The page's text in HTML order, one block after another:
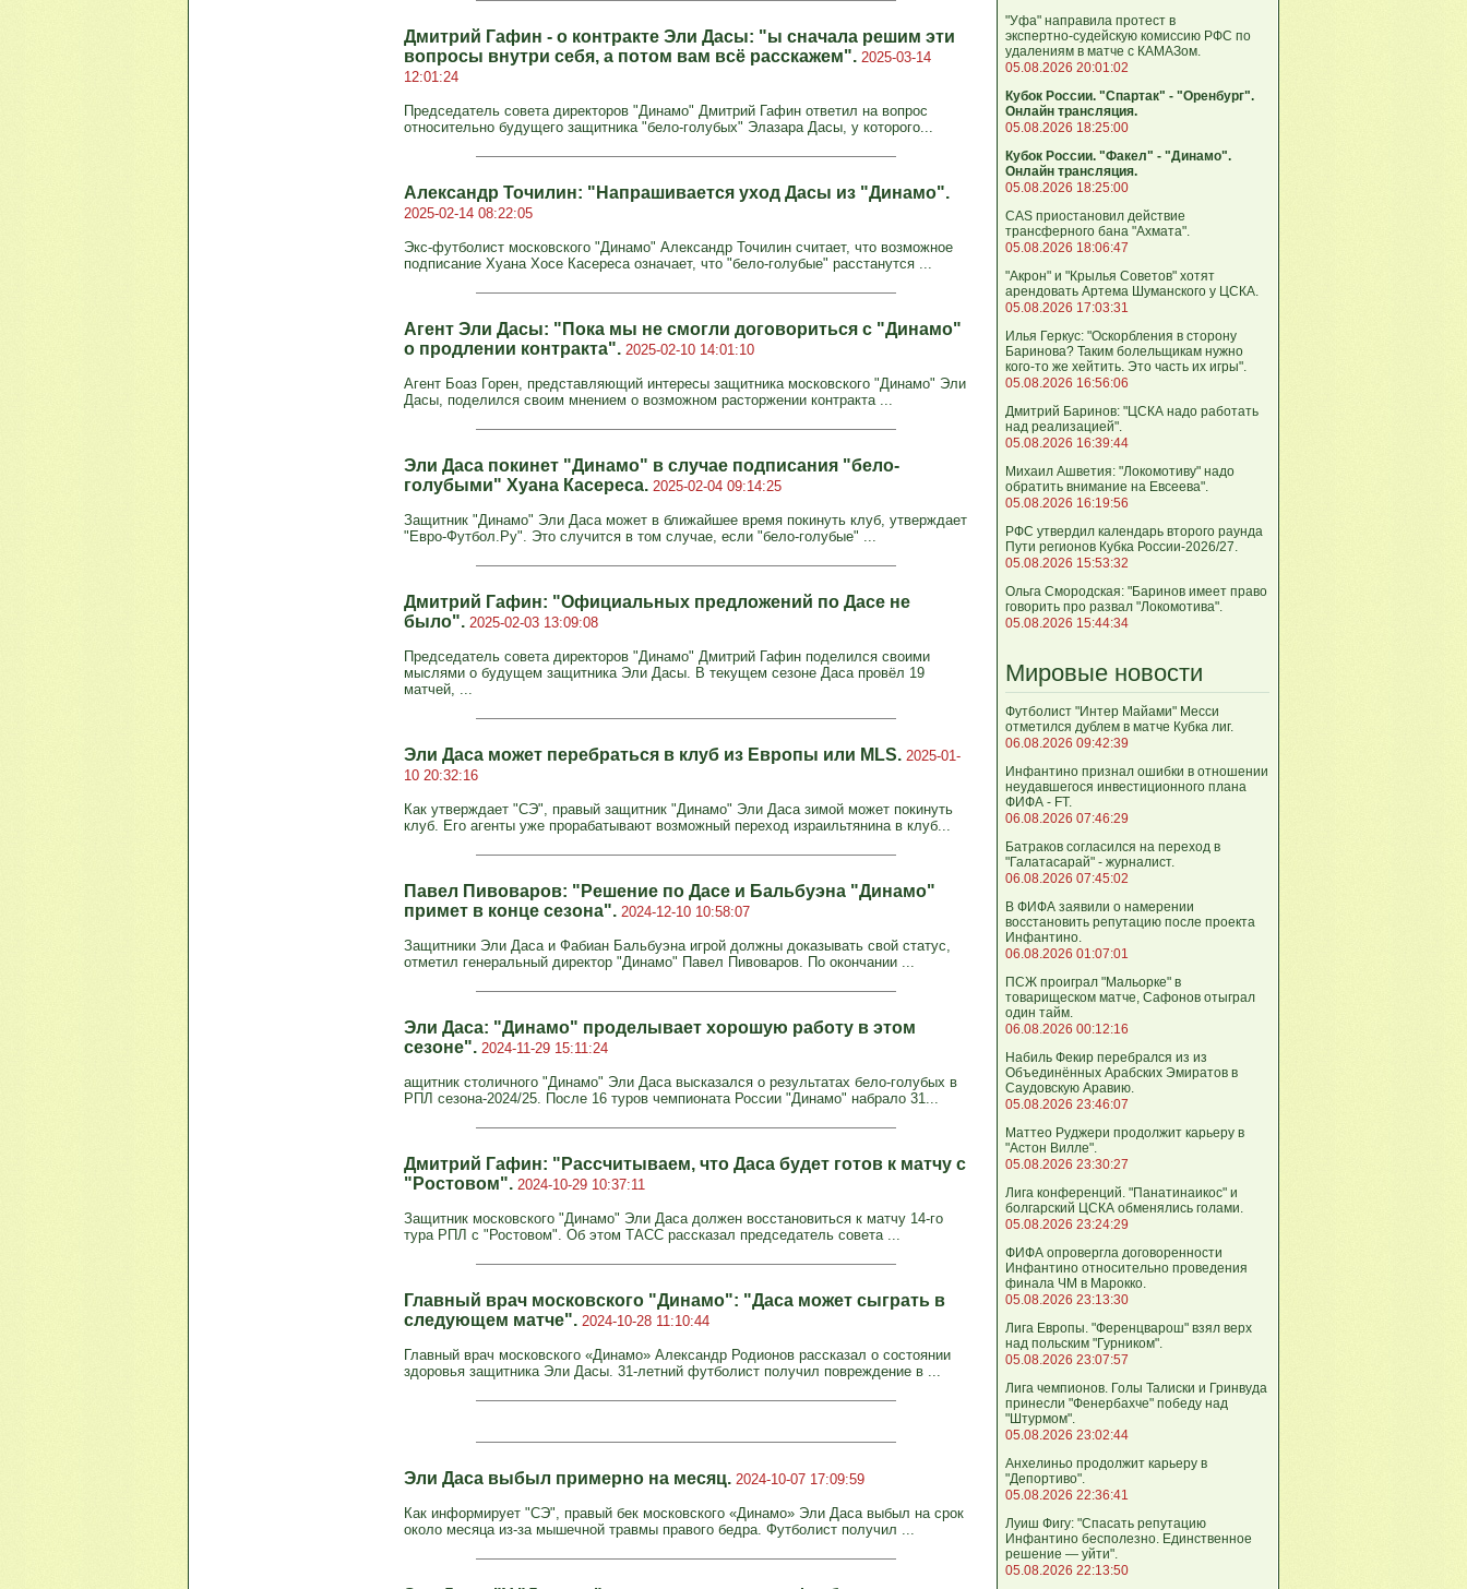
Дмитрий Гафин - о контракте Эли Дасы: "ы сначала решим эти
вопросы внутри себя, а потом вам всё расскажем". 2025-03-14
12:01:24
Председатель совета директоров "Динамо" Дмитрий Гафин ответил на вопрос
относительно будущего защитника "бело‑голубых" Элазара Дасы, у которого...
Александр Точилин: "Напрашивается уход Дасы из "Динамо".
2025-02-14 08:22:05
Экс-футболист московского "Динамо" Александр Точилин считает, что возможное
подписание Хуана Хосе Касереса означает, что "бело-голубые" расстанутся ...
Агент Эли Дасы: "Пока мы не смогли договориться с "Динамо"
о продлении контракта". 2025-02-10 14:01:10
Агент Боаз Горен, представляющий интересы защитника московского "Динамо" Эли
Дасы, поделился своим мнением о возможном расторжении контракта ...
Эли Даса покинет "Динамо" в случае подписания "бело-
голубыми" Хуана Касереса. 2025-02-04 09:14:25
Защитник "Динамо" Эли Даса может в ближайшее время покинуть клуб, утверждает
"Евро-Футбол.Ру". Это случится в том случае, если "бело-голубые" ...
Дмитрий Гафин: "Официальных предложений по Дасе не
было". 2025-02-03 13:09:08
Председатель совета директоров "Динамо" Дмитрий Гафин поделился своими
мыслями о будущем защитника Эли Дасы. В текущем сезоне Даса провёл 19
матчей, ...
Эли Даса может перебраться в клуб из Европы или MLS. 2025-01-
10 20:32:16
Как утверждает "СЭ", правый защитник "Динамо" Эли Даса зимой может покинуть
клуб. Его агенты уже прорабатывают возможный переход израильтянина в клуб...
Павел Пивоваров: "Решение по Дасе и Бальбуэна "Динамо"
примет в конце сезона". 2024-12-10 10:58:07
Защитники Эли Даса и Фабиан Бальбуэна игрой должны доказывать свой статус,
отметил генеральный директор "Динамо" Павел Пивоваров. По окончании ...
Эли Даса: "Динамо" проделывает хорошую работу в этом
сезоне". 2024-11-29 15:11:24
ащитник столичного "Динамо" Эли Даса высказался о результатах бело-голубых в
РПЛ сезона-2024/25. После 16 туров чемпионата России "Динамо" набрало 31...
Дмитрий Гафин: "Рассчитываем, что Даса будет готов к матчу с
"Ростовом". 2024-10-29 10:37:11
Защитник московского "Динамо" Эли Даса должен восстановиться к матчу 14-го
тура РПЛ с "Ростовом". Об этом ТАСС рассказал председатель совета ...
Главный врач московского "Динамо": "Даса может сыграть в
следующем матче". 2024-10-28 11:10:44
Главный врач московского «Динамо» Александр Родионов рассказал о состоянии
здоровья защитника Эли Дасы. 31-летний футболист получил повреждение в ...
Эли Даса выбыл примерно на месяц. 2024-10-07 17:09:59
Как информирует "СЭ", правый бек московского «Динамо» Эли Даса выбыл на срок
около месяца из-за мышечной травмы правого бедра. Футболист получил ...
"Уфа" направила протест в
экспертно‑судейскую комиссию РФС по
удалениям в матче с КАМАЗом.
05.08.2026 20:01:02
Кубок России. "Спартак" - "Оренбург".
Онлайн трансляция.
05.08.2026 18:25:00
Кубок России. "Факел" - "Динамо".
Онлайн трансляция.
05.08.2026 18:25:00
CAS приостановил действие
трансферного бана "Ахмата".
05.08.2026 18:06:47
"Акрон" и "Крылья Советов" хотят
арендовать Артема Шуманского у ЦСКА.
05.08.2026 17:03:31
Илья Геркус: "Оскорбления в сторону
Баринова? Таким болельщикам нужно
кого‑то же хейтить. Это часть их игры".
05.08.2026 16:56:06
Дмитрий Баринов: "ЦСКА надо работать
над реализацией".
05.08.2026 16:39:44
Михаил Ашветия: "Локомотиву" надо
обратить внимание на Евсеева".
05.08.2026 16:19:56
РФС утвердил календарь второго раунда
Пути регионов Кубка России-2026/27.
05.08.2026 15:53:32
Ольга Смородская: "Баринов имеет право
говорить про развал "Локомотива".
05.08.2026 15:44:34
Мировые новости
Футболист "Интер Майами" Месси
отметился дублем в матче Кубка лиг.
06.08.2026 09:42:39
Инфантино признал ошибки в отношении
неудавшегося инвестиционного плана
ФИФА - FT.
06.08.2026 07:46:29
Батраков согласился на переход в
"Галатасарай" - журналист.
06.08.2026 07:45:02
В ФИФА заявили о намерении
восстановить репутацию после проекта
Инфантино.
06.08.2026 01:07:01
ПСЖ проиграл "Мальорке" в
товарищеском матче, Сафонов отыграл
один тайм.
06.08.2026 00:12:16
Набиль Фекир перебрался из из
Объединённых Арабских Эмиратов в
Саудовскую Аравию.
05.08.2026 23:46:07
Маттео Руджери продолжит карьеру в
"Астон Вилле".
05.08.2026 23:30:27
Лига конференций. "Панатинаикос" и
болгарский ЦСКА обменялись голами.
05.08.2026 23:24:29
ФИФА опровергла договоренности
Инфантино относительно проведения
финала ЧМ в Марокко.
05.08.2026 23:13:30
Лига Европы. "Ференцварош" взял верх
над польским "Гурником".
05.08.2026 23:07:57
Лига чемпионов. Голы Талиски и Гринвуда
принесли "Фенербахче" победу над
"Штурмом".
05.08.2026 23:02:44
Анхелиньо продолжит карьеру в
"Депортиво".
05.08.2026 22:36:41
Луиш Фигу: "Спасать репутацию
Инфантино бесполезно. Единственное
решение — уйти".
05.08.2026 22:13:50